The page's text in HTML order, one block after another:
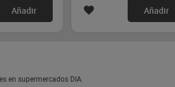
Añadir Añadir
en supermercados DIA.